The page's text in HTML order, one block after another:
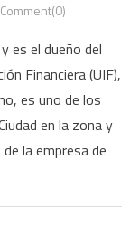
Comment(0)
es el dueño del
Financiera (UIF),
es uno de los
en la zona y
la empresa de